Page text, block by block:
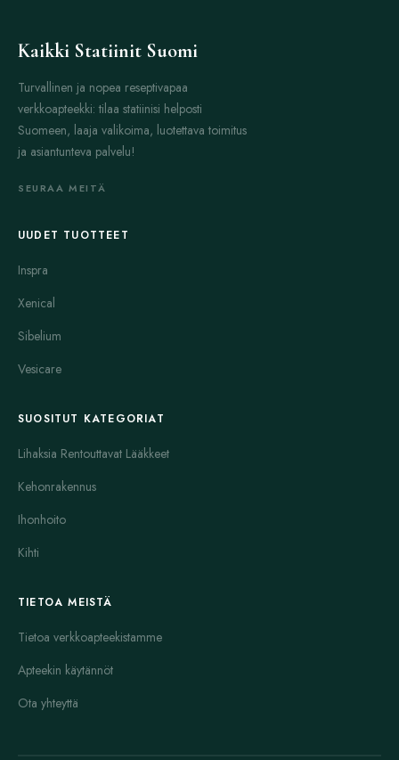
Kaikki Statiinit Suomi
Turvallinen ja nopea reseptivapaa
verkkoapteekki: tilaa statiinisi helposti
Suomeen, laaja valikoima, luotettava toimitus
ja asiantunteva palvelu!
SEURAA MEITÄ
UUDET TUOTTEET
Inspra
Xenical
Sibelium
Vesicare
SUOSITUT KATEGORIAT
Lihaksia Rentouttavat Lääkkeet
Kehonrakennus
Ihonhoito
Kihti
TIETOA MEISTÄ
Tietoa verkkoapteekistamme
Apteekin käytännöt
Ota yhteyttä